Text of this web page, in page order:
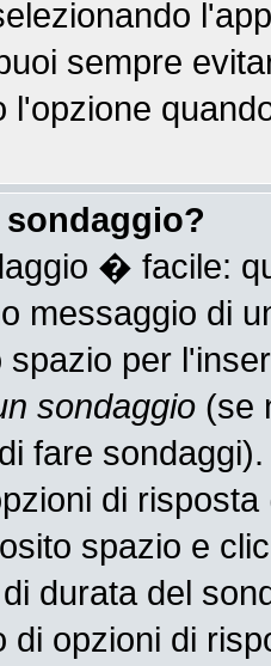
sempre
l'opzione
� facile:
messaggio di
per
sondaggio (se
fare
di
spazio e
durata del
di opzioni di